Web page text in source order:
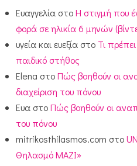
Ευαγγελία στοΗ στιγμή που
φορά σε ηλικία 6 μηνών
υγεία και ευεξία στο Τι
παιδικό στήθος
Elena στοΠώς βοηθούν οι
διαχείριση του πόνου
Ευα στοΠώς βοηθούν οι
του πόνου
mitrikosthilasmos.com στο
Θηλασμό ΜΑΖΙ»